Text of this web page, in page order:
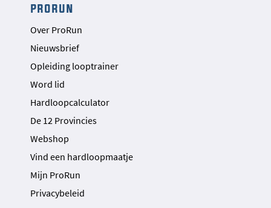
prorun
Over ProRun
Nieuwsbrief
Opleiding looptrainer
Word lid
Hardloopcalculator
De 12 Provincies
Webshop
Vind een hardloopmaatje
Mijn ProRun
Privacybeleid